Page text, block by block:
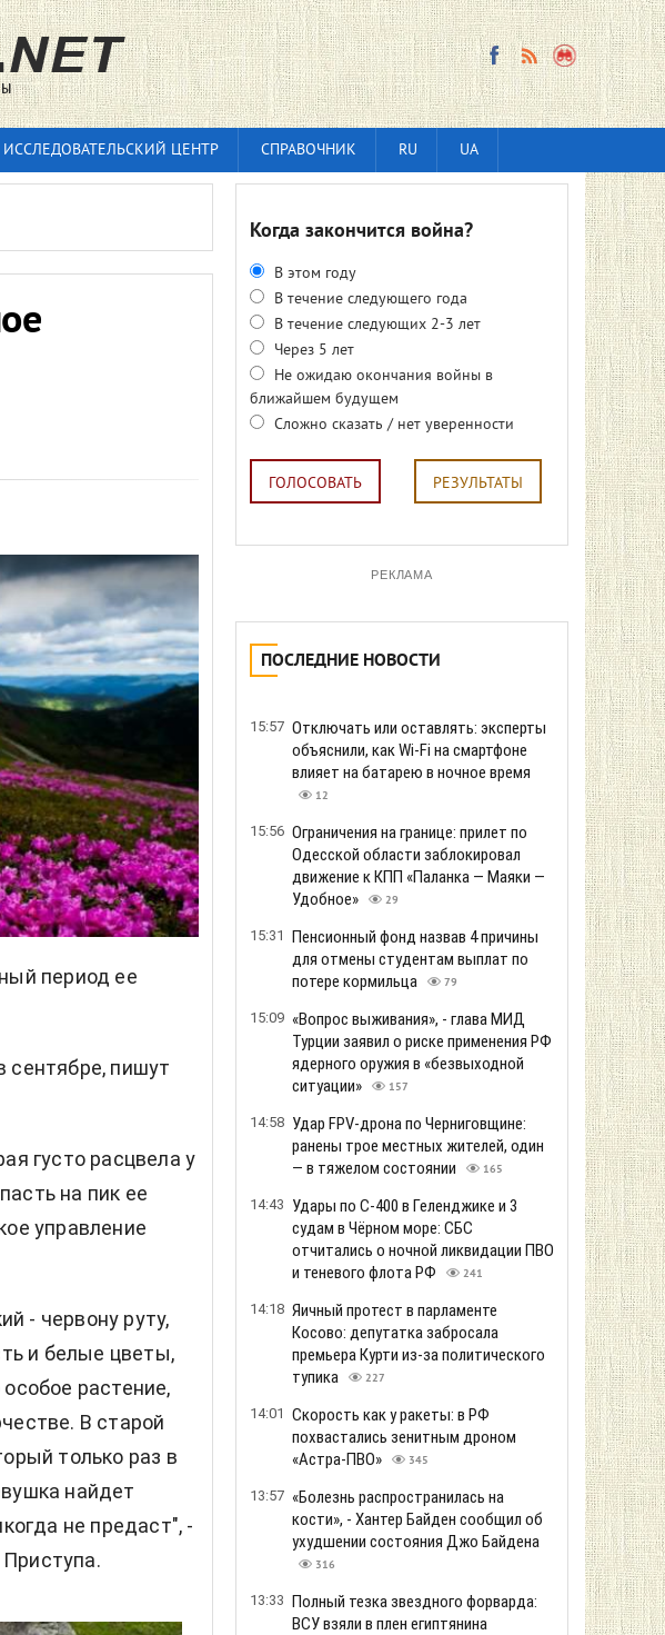
ИССЛЕДОВАТЕЛЬСКИЙ ЦЕНТР СПРАВОЧНИК RU UA
период ее
сентябре, пишут
густо расцвела у
на пик ее
управление
- червону руту,
и белые цветы,
растение,
В старой
только раз в
найдет
не предаст", -
Когда закончится война?
В этом году
В течение следующего года
В течение следующих 2-3 лет
Через 5 лет
Не ожидаю окончания войны в
ближайшем будущем
Сложно сказать / нет уверенности
ГОЛОСОВАТЬ РЕЗУЛЬТАТЫ
РЕКЛАМА
ПОСЛЕДНИЕ НОВОСТИ
15:57 Отключать или оставлять: эксперты
объяснили, как Wi-Fi на смартфоне
влияет на батарею в ночное время
12
15:56 Ограничения на границе: прилет по
Одесской области заблокировал
движение к КПП «Паланка — Маяки —
Удобное»
29
15:31 Пенсионный фонд назвав 4 причины
для отмены студентам выплат по
потере кормильца
79
15:09 «Вопрос выживания», - глава МИД
Турции заявил о риске применения РФ
ядерного оружия в «безвыходной
ситуации»
157
14:58 Удар FPV-дрона по Черниговщине:
ранены трое местных жителей, один
— в тяжелом состоянии
165
14:43 Удары по С-400 в Геленджике и 3
судам в Чёрном море: СБС
отчитались о ночной ликвидации ПВО
и теневого флота РФ
241
14:18 Яичный протест в парламенте
Косово: депутатка забросала
премьера Курти из-за политического
тупика
227
14:01 Скорость как у ракеты: в РФ
похвастались зенитным дроном
«Астра-ПВО»
345
13:57 «Болезнь распространилась на
кости», - Хантер Байден сообщил об
ухудшении состояния Джо Байдена
316
13:33 Полный тезка звездного форварда:
ВСУ взяли в плен египтянина